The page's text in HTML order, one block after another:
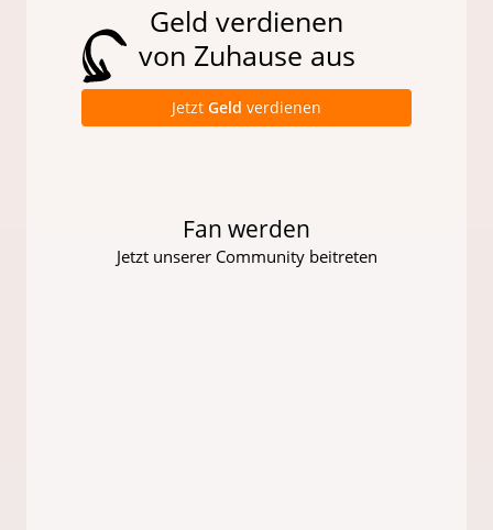
Geld verdienen
von Zuhause aus
Jetzt Geld verdienen
Fan werden
Jetzt unserer Community beitreten